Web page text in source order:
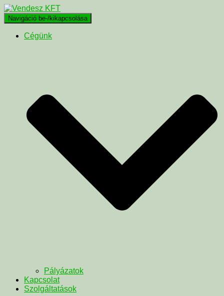
Navigáció be-/kikapcsolása
Cégünk
Pályázatok
Kapcsolat
Szolgáltatások